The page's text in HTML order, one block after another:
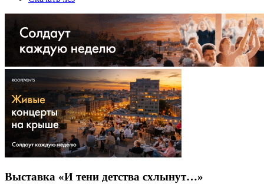
Выставка «И тени детства схлынут…»